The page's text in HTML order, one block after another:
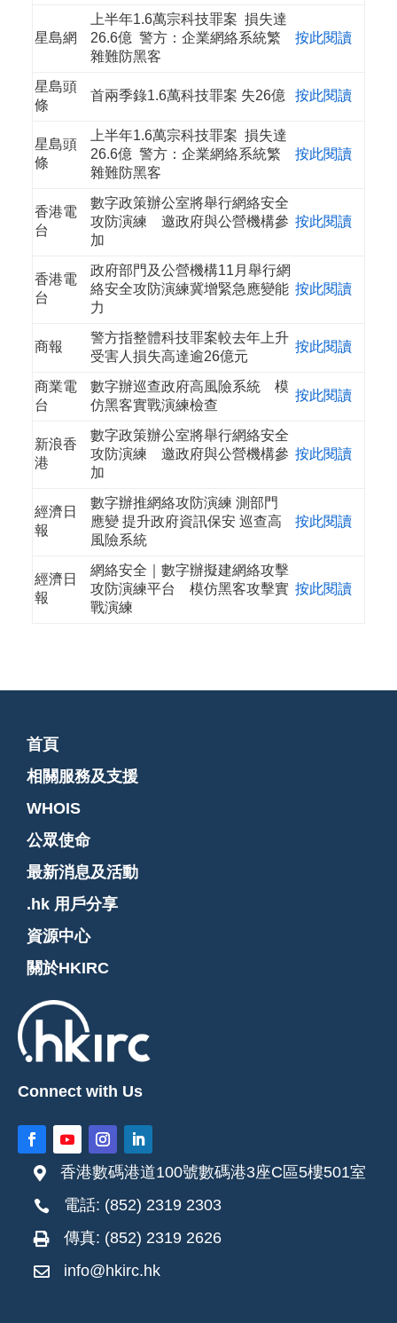
星島網
上半年1.6萬宗科技罪案 損失達
26.6億 警方：企業網絡系統繁
雜難防黑客
按此閱讀
星島頭
條
首兩季錄1.6萬科技罪案 失26億 按此閱讀
星島頭
條
上半年1.6萬宗科技罪案 損失達
26.6億 警方：企業網絡系統繁
雜難防黑客
按此閱讀
香港電
台
數字政策辦公室將舉行網絡安全
攻防演練 邀政府與公營機構參
加
按此閱讀
香港電
台
政府部門及公營機構11月舉行網
絡安全攻防演練冀增緊急應變能
力
按此閱讀
商報
警方指整體科技罪案較去年上升
受害人損失高達逾26億元
按此閱讀
商業電
台
數字辦巡查政府高風險系統 模
仿黑客實戰演練檢查
按此閱讀
新浪香
港
數字政策辦公室將舉行網絡安全
攻防演練 邀政府與公營機構參
加
按此閱讀
經濟日
報
數字辦推網絡攻防演練 測部門
應變 提升政府資訊保安 巡查高
風險系統
按此閱讀
經濟日
報
網絡安全｜數字辦擬建網絡攻擊
攻防演練平台 模仿黑客攻擊實
戰演練
按此閱讀
首頁
相關服務及支援
WHOIS
公眾使命
最新消息及活動
.hk 用戶分享
資源中心
關於HKIRC
Connect with Us
 香港數碼港道100號數碼港3座C區5樓501室
 電話: (852) 2319 2303
 傳真: (852) 2319 2626
 info@hkirc.hk